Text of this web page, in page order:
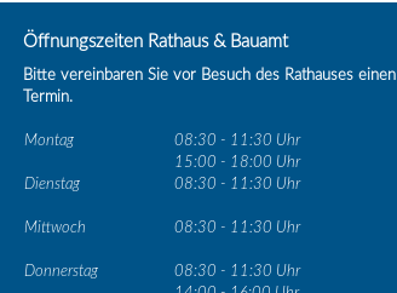
Öffnungszeiten Rathaus & Bauamt
Bitte vereinbaren Sie vor Besuch des Rathauses einen
Termin.
Montag
08:30 - 11:30 Uhr
15:00 - 18:00 Uhr
Dienstag
08:30 - 11:30 Uhr
Mittwoch 08:30 - 11:30 Uhr
Donnerstag
08:30 - 11:30 Uhr